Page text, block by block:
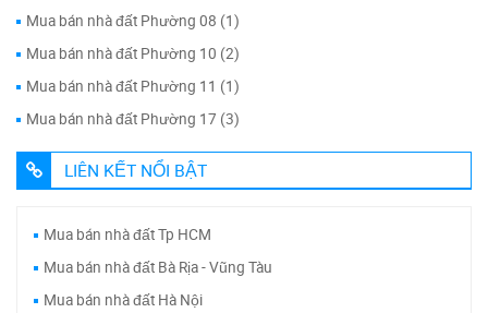
Mua bán nhà đất Phường 08 (1)
Mua bán nhà đất Phường 10 (2)
Mua bán nhà đất Phường 11 (1)
Mua bán nhà đất Phường 17 (3)
LIÊN KẾT NỔI BẬT
Mua bán nhà đất Tp HCM
Mua bán nhà đất Bà Rịa - Vũng Tàu
Mua bán nhà đất Hà Nội